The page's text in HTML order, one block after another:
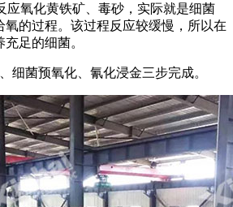
应氧化黄铁矿、毒砂，实际就是细菌
氧的过程。该过程反应较缓慢，所以在
足的细菌。
细菌预氧化、氰化浸金三步完成。